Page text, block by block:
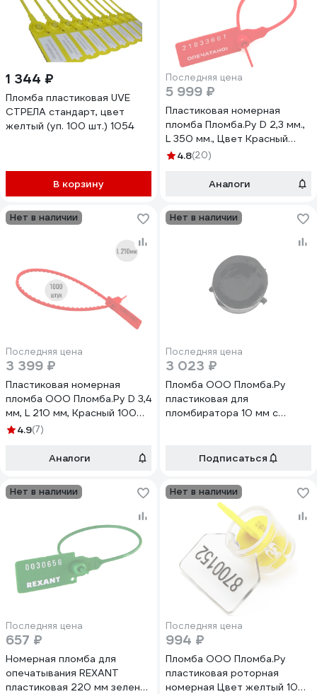
1 344 ₽
Пломба пластиковая UVE
СТРЕЛА стандарт, цвет
желтый (уп. 100 шт.) 1054
В корзину
Последняя цена
5 999 ₽
Пластиковая номерная
пломба Пломба.Ру D 2,3 мм.,
L 350 мм., Цвет Красный
1000 шт. КПП-3-1603СТ
4.8(20)
Аналоги
Нет в наличии
Последняя цена
3 399 ₽
Пластиковая номерная
пломба ООО Пломба.Ру D 3,4
мм, L 210 мм, Красный 1000
шт. КПП-1-2203 619347
4.9(7)
Аналоги
Нет в наличии
Последняя цена
3 023 ₽
Пломба ООО Пломба.Ру
пластиковая для
пломбиратора 10 мм с
Подписаться
Нет в наличии
Последняя цена
657 ₽
Номерная пломба для
опечатывания REXANT
пластиковая 220 мм зеленая
Нет в наличии
Последняя цена
994 ₽
Пломба ООО Пломба.Ру
пластиковая роторная
номерная Цвет желтый 100